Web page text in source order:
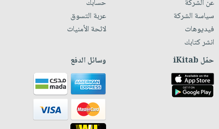
أطفال
مناسبات
أسئلة
يتكرر
طرحها
خدمات
نيل
وفرات
انشر
عربة
التسوق
نشرة
الإصدارات
عن الشركة
سياسة الشركة
فيديوهات
انشر كتابك
حسابك
عربة التسوق
لائحة الأمنيات
حمّل iKitab وسائل الدفع